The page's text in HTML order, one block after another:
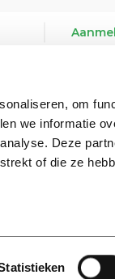
om
we informatie
Deze
of die ze
of tips?Neem